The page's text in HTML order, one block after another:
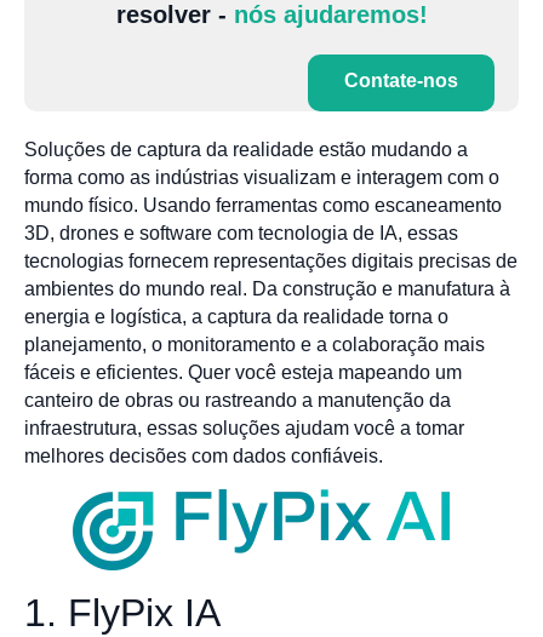
resolver - nós ajudaremos!
Contate-nos
Soluções de captura da realidade estão mudando a
forma como as indústrias visualizam e interagem com o
mundo físico. Usando ferramentas como escaneamento
3D, drones e software com tecnologia de IA, essas
tecnologias fornecem representações digitais precisas de
ambientes do mundo real. Da construção e manufatura à
energia e logística, a captura da realidade torna o
planejamento, o monitoramento e a colaboração mais
fáceis e eficientes. Quer você esteja mapeando um
canteiro de obras ou rastreando a manutenção da
infraestrutura, essas soluções ajudam você a tomar
melhores decisões com dados confiáveis.
1. FlyPix IA